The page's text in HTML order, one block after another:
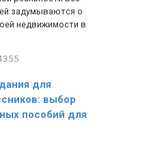
задумываются о
недвижимости в
для
выбор
пособий для